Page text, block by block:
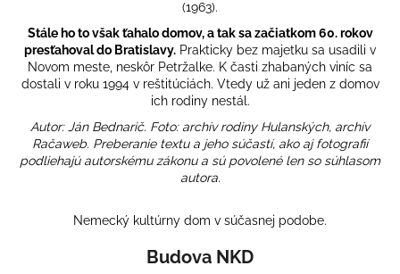
(1963).
Stále ho to však ťahalo domov, a tak sa začiatkom 60. rokov
presťahoval do Bratislavy. Prakticky bez majetku sa usadili v
Novom meste, neskôr Petržalke. K časti zhabaných viníc sa
dostali v roku 1994 v reštitúciách. Vtedy už ani jeden z domov
ich rodiny nestál.
Autor: Ján Bednarič. Foto: archív rodiny Hulanských, archív
Račaweb. Preberanie textu a jeho súčastí, ako aj fotografií
podliehajú autorskému zákonu a sú povolené len so súhlasom
autora.
Nemecký kultúrny dom v súčasnej podobe.
Budova NKD